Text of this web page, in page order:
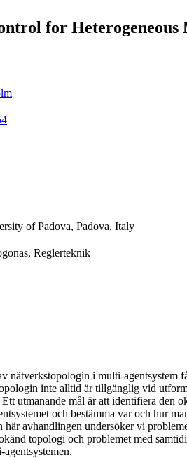
for Heterogeneous
of Padova, Padova, Italy
Reglerteknik
nätverkstopologin i multi-agentsystem
inte alltid är tillgänglig vid
utmanande mål är att identifiera den
och bestämma var och hur
avhandlingen undersöker vi
topologi och problemet med